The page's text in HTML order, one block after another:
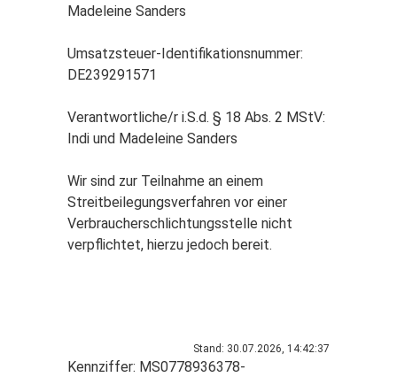
Madeleine Sanders
Umsatzsteuer-Identifikationsnummer:
DE239291571
Verantwortliche/r i.S.d. § 18 Abs. 2 MStV:
Indi und Madeleine Sanders
Wir sind zur Teilnahme an einem
Streitbeilegungsverfahren vor einer
Verbraucherschlichtungsstelle nicht
verpflichtet, hierzu jedoch bereit.
Stand: 30.07.2026, 14:42:37
Kennziffer: MS0778936378-